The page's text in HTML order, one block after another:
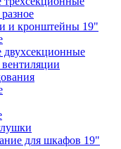
и кронштейны 19"
для шкафов 19"